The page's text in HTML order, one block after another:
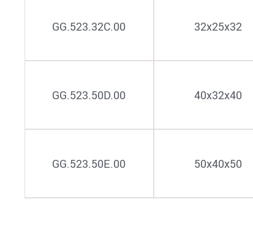
GG.523.32C.00 32х25х32
GG.523.50D.00 40х32х40
GG.523.50E.00 50х40х50